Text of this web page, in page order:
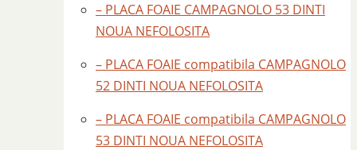
– PLACA FOAIE CAMPAGNOLO 53 DINTI
NOUA NEFOLOSITA
– PLACA FOAIE compatibila CAMPAGNOLO
52 DINTI NOUA NEFOLOSITA
– PLACA FOAIE compatibila CAMPAGNOLO
53 DINTI NOUA NEFOLOSITA